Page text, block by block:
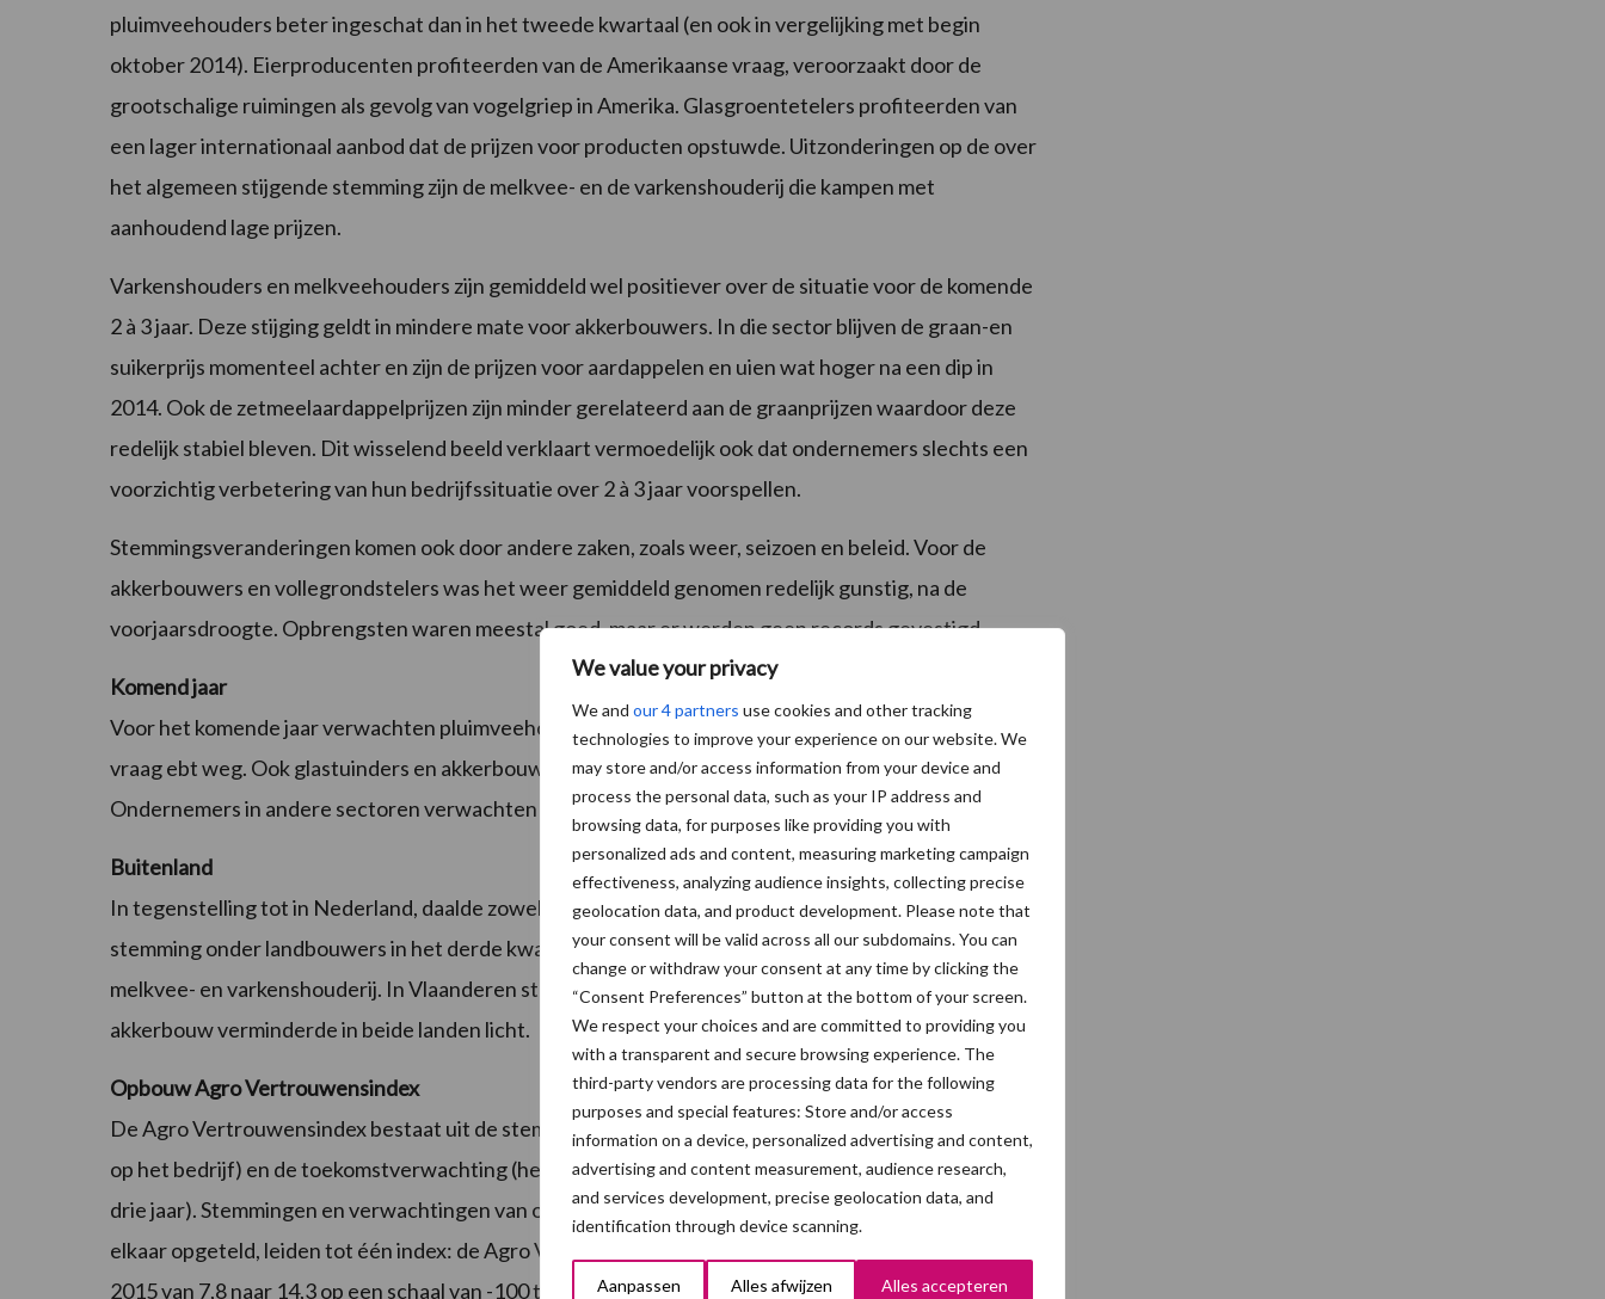
We value your privacy
We and our 4 partners use cookies and other tracking
technologies to improve your experience on our website. We
may store and/or access information from your device and
process the personal data, such as your IP address and
browsing data, for purposes like providing you with
personalized ads and content, measuring marketing campaign
effectiveness, analyzing audience insights, collecting precise
geolocation data, and product development. Please note that
your consent will be valid across all our subdomains. You can
change or withdraw your consent at any time by clicking the
“Consent Preferences” button at the bottom of your screen.
We respect your choices and are committed to providing you
with a transparent and secure browsing experience. The
third-party vendors are processing data for the following
purposes and special features: Store and/or access
information on a device, personalized advertising and content,
advertising and content measurement, audience research,
and services development, precise geolocation data, and
identification through device scanning.
Aanpassen Alles afwijzen Alles accepteren
pluimveehouders beter ingeschat dan in het tweede kwartaal (en ook in vergelijking met begin
oktober 2014). Eierproducenten profiteerden van de Amerikaanse vraag, veroorzaakt door de
grootschalige ruimingen als gevolg van vogelgriep in Amerika. Glasgroentetelers profiteerden van
een lager internationaal aanbod dat de prijzen voor producten opstuwde. Uitzonderingen op de over
het algemeen stijgende stemming zijn de melkvee- en de varkenshouderij die kampen met
aanhoudend lage prijzen.
Varkenshouders en melkveehouders zijn gemiddeld wel positiever over de situatie voor de komende
2 à 3 jaar. Deze stijging geldt in mindere mate voor akkerbouwers. In die sector blijven de graan-en
suikerprijs momenteel achter en zijn de prijzen voor aardappelen en uien wat hoger na een dip in
2014. Ook de zetmeelaardappelprijzen zijn minder gerelateerd aan de graanprijzen waardoor deze
redelijk stabiel bleven. Dit wisselend beeld verklaart vermoedelijk ook dat ondernemers slechts een
voorzichtig verbetering van hun bedrijfssituatie over 2 à 3 jaar voorspellen.
Stemmingsveranderingen komen ook door andere zaken, zoals weer, seizoen en beleid. Voor de
akkerbouwers en vollegrondstelers was het weer gemiddeld genomen redelijk gunstig, na de
voorjaarsdroogte. Opbrengsten waren meestal goed, maar er werden geen records gevestigd.
Komend jaar
Voor het komende jaar verwachten pluimveehouders mindere tijden; het effect van de Amerikaanse
vraag ebt weg. Ook glastuinders en akkerbouwers zijn voor 2016 ietwat pessimistisch gestemd.
Ondernemers in andere sectoren verwachten juist een verbetering van de bedrijfsresultaten.
Buitenland
In tegenstelling tot in Nederland, daalde zowel in Vlaanderen als in Duitsland de gemiddelde
stemming onder landbouwers in het derde kwartaal van 2015. Dit kwam vooral door de situatie in de
melkvee- en varkenshouderij. In Vlaanderen stak alleen de fruitteelt positief af. De stemming in de
akkerbouw verminderde in beide landen licht.
Opbouw Agro Vertrouwensindex
De Agro Vertrouwensindex bestaat uit de stemmingsindex (de huidige stemming van ondernemers
op het bedrijf) en de toekomstverwachting (het vooruitzicht op de wat langere termijn van twee tot
drie jaar). Stemmingen en verwachtingen van ondernemers in meerdere agrarische sectoren bij
elkaar opgeteld, leiden tot één index: de Agro Vertrouwensindex. Deze steeg in het derde kwartaal
2015 van 7,8 naar 14,3 op een schaal van -100 tot + 100. De eerste vertrouwensindex dateert van